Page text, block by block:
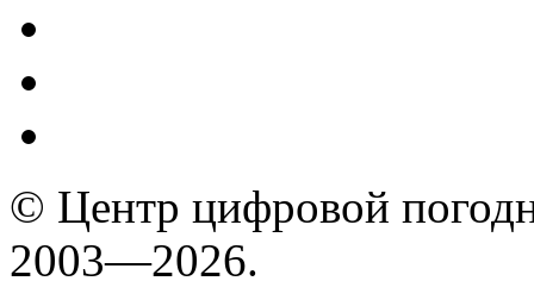
© Центр цифровой
2003—2026.